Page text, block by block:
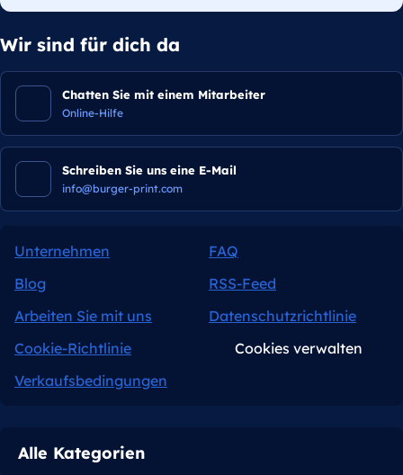
Wir sind für dich da
Chatten Sie mit einem Mitarbeiter
Online-Hilfe
Schreiben Sie uns eine E-Mail
info@burger-print.com
Unternehmen
FAQ
Blog
RSS-Feed
Arbeiten Sie mit uns
Datenschutzrichtlinie
Cookie-Richtlinie
Cookies verwalten
Verkaufsbedingungen
Alle Kategorien